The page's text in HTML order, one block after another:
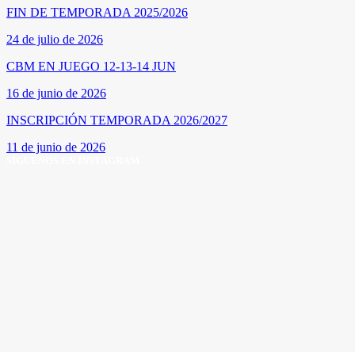
FIN DE TEMPORADA 2025/2026
24 de julio de 2026
CBM EN JUEGO 12-13-14 JUN
16 de junio de 2026
INSCRIPCIÓN TEMPORADA 2026/2027
11 de junio de 2026